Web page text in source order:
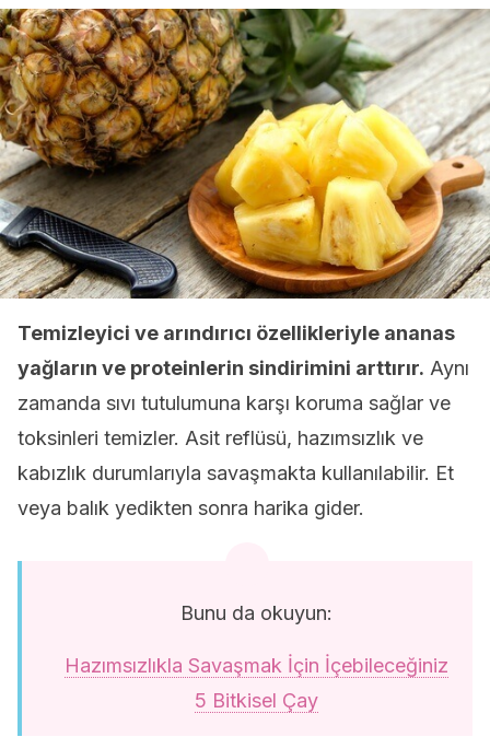
Temizleyici ve arındırıcı özellikleriyle ananas
yağların ve proteinlerin sindirimini arttırır. Aynı
zamanda sıvı tutulumuna karşı koruma sağlar ve
toksinleri temizler. Asit reflüsü, hazımsızlık ve
kabızlık durumlarıyla savaşmakta kullanılabilir. Et
veya balık yedikten sonra harika gider.
Bunu da okuyun:
Hazımsızlıkla Savaşmak İçin İçebileceğiniz
5 Bitkisel Çay